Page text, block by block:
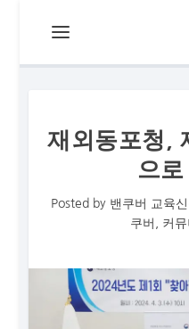
재외동포청,
으
Posted by 밴쿠버 교육
쿠버
커뮤